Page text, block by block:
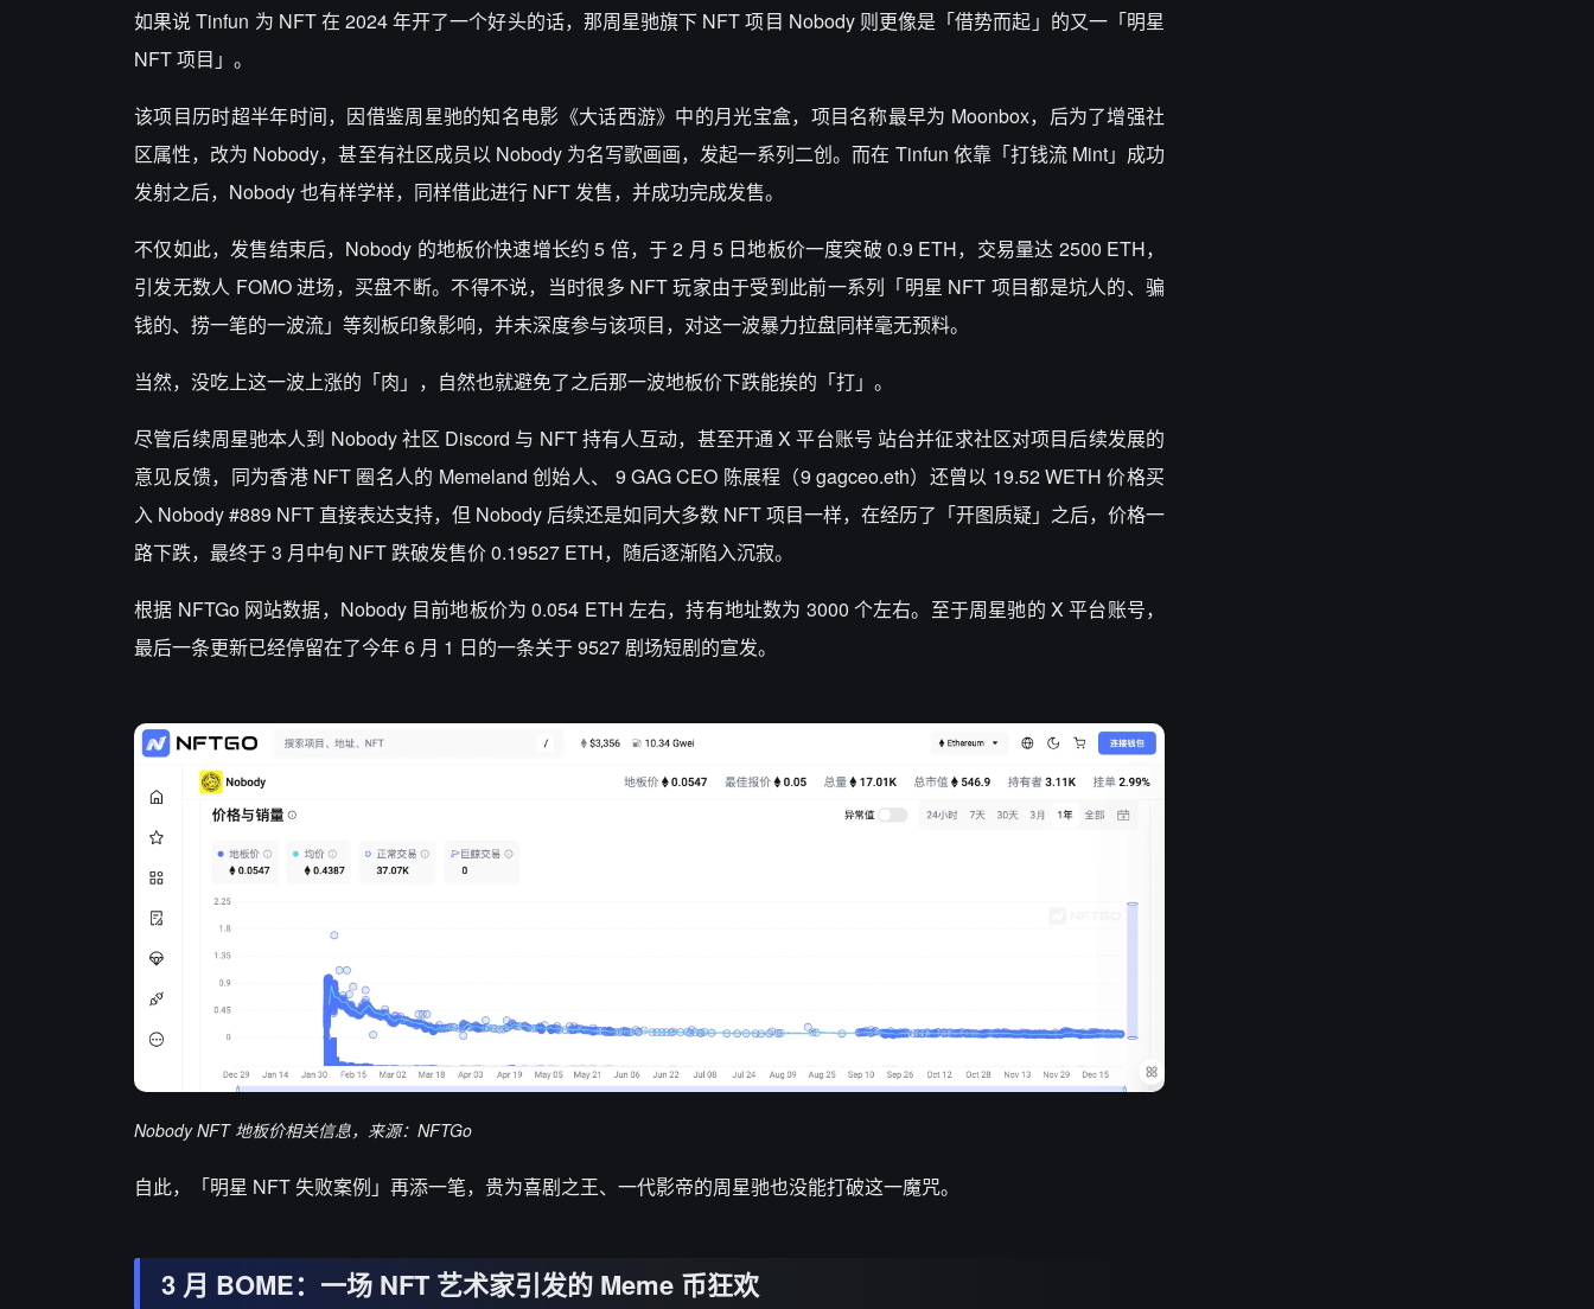
如果说 Tinfun 为 NFT 在 2024 年开了一个好头的话，那周星驰旗下 NFT 项目 Nobody 则更像是「借势而起」的又一「明星
NFT 项目」。
该项目历时超半年时间，因借鉴周星驰的知名电影《大话西游》中的月光宝盒，项目名称最早为 Moonbox，后为了增强社
区属性，改为 Nobody，甚至有社区成员以 Nobody 为名写歌画画，发起一系列二创。而在 Tinfun 依靠「打钱流 Mint」成功
发射之后，Nobody 也有样学样，同样借此进行 NFT 发售，并成功完成发售。
不仅如此，发售结束后，Nobody 的地板价快速增长约 5 倍，于 2 月 5 日地板价一度突破 0.9 ETH，交易量达 2500 ETH，
引发无数人 FOMO 进场，买盘不断。不得不说，当时很多 NFT 玩家由于受到此前一系列「明星 NFT 项目都是坑人的、骗
钱的、捞一笔的一波流」等刻板印象影响，并未深度参与该项目，对这一波暴力拉盘同样毫无预料。
当然，没吃上这一波上涨的「肉」，自然也就避免了之后那一波地板价下跌能挨的「打」。
尽管后续周星驰本人到 Nobody 社区 Discord 与 NFT 持有人互动，甚至开通 X 平台账号 站台并征求社区对项目后续发展的
意见反馈，同为香港 NFT 圈名人的 Memeland 创始人、 9 GAG CEO 陈展程（9 gagceo.eth）还曾以 19.52 WETH 价格买
入 Nobody #889 NFT 直接表达支持，但 Nobody 后续还是如同大多数 NFT 项目一样，在经历了「开图质疑」之后，价格一
路下跌，最终于 3 月中旬 NFT 跌破发售价 0.19527 ETH，随后逐渐陷入沉寂。
根据 NFTGo 网站数据，Nobody 目前地板价为 0.054 ETH 左右，持有地址数为 3000 个左右。至于周星驰的 X 平台账号，
最后一条更新已经停留在了今年 6 月 1 日的一条关于 9527 剧场短剧的宣发。
Nobody NFT 地板价相关信息，来源：NFTGo
自此，「明星 NFT 失败案例」再添一笔，贵为喜剧之王、一代影帝的周星驰也没能打破这一魔咒。
3 月 BOME：一场 NFT 艺术家引发的 Meme 币狂欢